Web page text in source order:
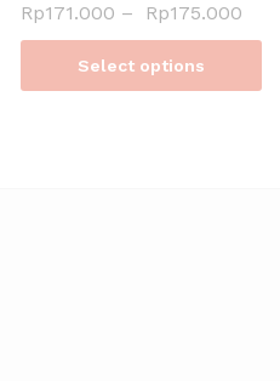
Rp171.000 – Rp175.000
Select options